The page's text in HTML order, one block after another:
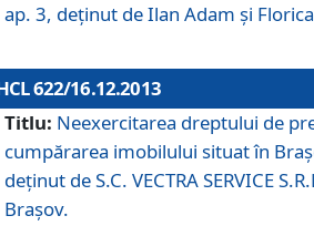
ap. 3, deţinut de Ilan Adam şi
622/16.12.2013
Titlu: Neexercitarea dreptului de
cumpărarea imobilului situat în
deţinut de S.C. VECTRA SERVICE
Braşov.